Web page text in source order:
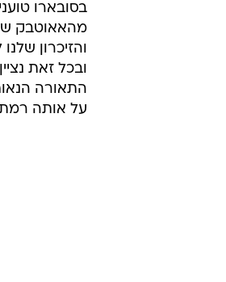
בסובארו
מהאאוטבק
והזיכרון
ובכל זאת
התאורה
על אותה רמת